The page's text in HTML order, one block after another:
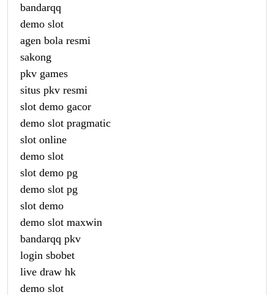
bandarqq
demo slot
agen bola resmi
sakong
pkv games
situs pkv resmi
slot demo gacor
demo slot pragmatic
slot online
demo slot
slot demo pg
demo slot pg
slot demo
demo slot maxwin
bandarqq pkv
login sbobet
live draw hk
demo slot